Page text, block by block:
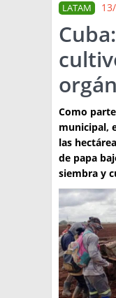
MERCADOS
NOTICIAS
EN
OTROS
CLIMA
LLUVIAS
EL
TÉCNICA
INTERES
LA PAPA
LATAM
Como
municipal,
las
de papa
siembra y